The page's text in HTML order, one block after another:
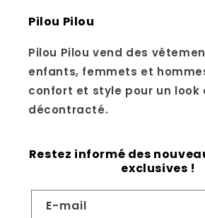
Pilou Pilou
Pilou Pilou vend des
enfants, femmets et
confort et style pour un look
décontracté.
Restez informé des
exclusives !
E-mail